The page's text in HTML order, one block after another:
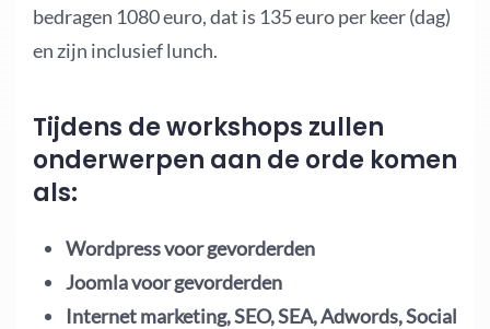
bedragen 1080 euro, dat is 135 euro per keer (dag)
en zijn inclusief lunch.
Tijdens de workshops zullen
onderwerpen aan de orde komen
als:
Wordpress voor gevorderden
Joomla voor gevorderden
Internet marketing, SEO, SEA, Adwords, Social